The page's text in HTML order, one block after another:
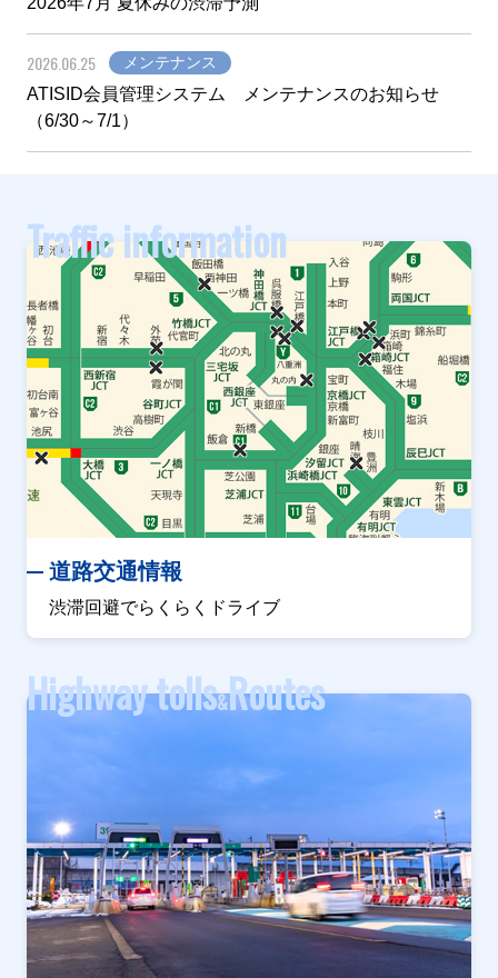
2026.06.25 メンテナンス
ATISID会員管理システム メンテナンスのお知らせ
（6/30～7/1）
Traffic information
道路交通情報
渋滞回避でらくらくドライブ
Highway tolls&Routes